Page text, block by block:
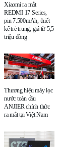
Xiaomi ra mắt
REDMI 17 Series,
pin 7.500mAh, thiết
kế trẻ trung, giá từ 5,5
triệu đồng
Thương hiệu máy lọc
nước toàn cầu
ANJIER chính thức
ra mắt tại Việt Nam